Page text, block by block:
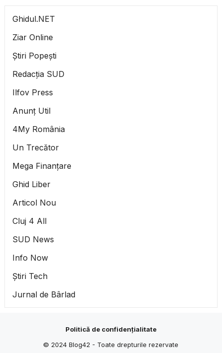
Ghidul.NET
Ziar Online
Știri Popești
Redacția SUD
Ilfov Press
Anunț Util
4My România
Un Trecător
Mega Finanțare
Ghid Liber
Articol Nou
Cluj 4 All
SUD News
Info Now
Știri Tech
Jurnal de Bârlad
Politică de confidențialitate
© 2024Blog42 - Toate drepturile rezervate